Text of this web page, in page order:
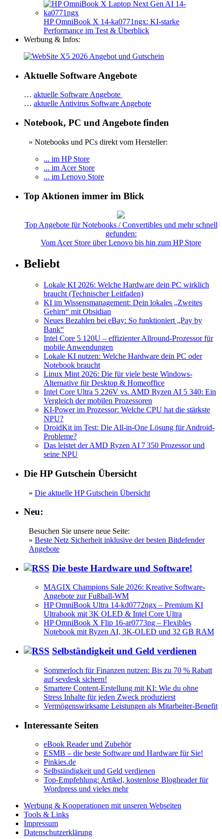
HP OmniBook X 14-ka0771ngx: KI-starke
Performance im Test & Überblick
Werbung & Infos:
Aktuelle Software Angebote
… aktuelle Software Angebote
… aktuelle Antivirus Software Angebote
Notebook, PC und Angebote finden
» Notebooks und PCs direkt vom Hersteller:
... im HP Store
... im Acer Store
... im Lenovo Store
Top Aktionen immer im Blick
Top Angebote für Notebooks / Convertibles und mehr schnell
gefunden:
Vom Acer Store über Lenovo bis hin zum HP Store
Beliebt
Lokale KI 2026: Welche Hardware dein PC wirklich
braucht (Technischer Leitfaden)
KI im Wissensmanagement: Dein lokales „Zweites
Gehirn“ mit Obsidian
Neues Bezahlen bei eBay: So funktioniert „Pay by
Bank“
Intel Core 5 120U – effizienter Allround-Prozessor für
mobile Anwendungen
Lokale KI nutzen: Welche Hardware dein PC oder
Notebook braucht
Linux Mint 2026: Die für viele beste Windows-
Alternative für Desktop & Homeoffice
Intel Core Ultra 5 226V vs. AMD Ryzen AI 5 340: Ein
Vergleich der mobilen Prozessoren
KI-Power im Prozessor: Welche CPU hat die stärkste
NPU?
DroidKit im Test: Die All-in-One Lösung für Android-
Probleme?
Das leistet der AMD Ryzen AI 7 350 Prozessor und
seine NPU
Die HP Gutschein Übersicht
» Die aktuelle HP Gutschein Übersicht
Neu:
Besuchen Sie unsere neue Seite:
» Beste Netz Sicherheit inklusive der besten Bitdefender
Angebote
Die beste Hardware und Software!
MAGIX Champions Sale 2026: Kreative Software-
Angebote zur Fußball-WM
HP OmniBook Ultra 14-kd0772ngx – Premium KI
Ultrabook mit 3K OLED & Intel Core Ultra
HP OmniBook X Flip 16-ar0773ng – Flexibles
Notebook mit Ryzen AI, 3K-OLED und 32 GB RAM
Selbständigkeit und Geld verdienen
Sommerloch für Finanzen nutzen: Bis zu 70 % Rabatt
auf sevdesk sichern!
Smartere Content-Erstellung mit KI: Wie du ohne
Stress Inhalte für jeden Zweck produzierst
Vermögenswirksame Leistungen als Mitarbeiter-Benefit
Interessante Seiten
eBook Reader und Zubehör
ESMB – die beste Software und Hardware für Sie!
Pinkies.de
Selbständigkeit und Geld verdienen
Top-Empfehlung: Artikel, kostenlose Blogheader für
Wordpress und vieles mehr
Werbung & Kooperationen mit unseren Webseiten
Tools & Links
Impressum
Datenschutzerklärung